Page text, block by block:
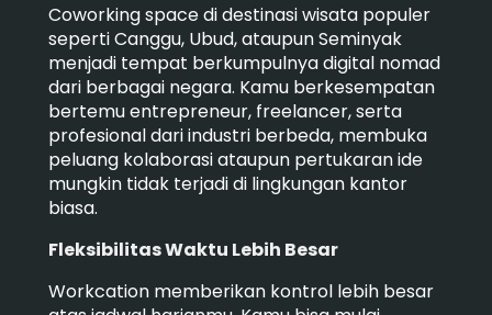
Coworking space di destinasi wisata populer
seperti Canggu, Ubud, ataupun Seminyak
menjadi tempat berkumpulnya digital nomad
dari berbagai negara. Kamu berkesempatan
bertemu entrepreneur, freelancer, serta
profesional dari industri berbeda, membuka
peluang kolaborasi ataupun pertukaran ide
mungkin tidak terjadi di lingkungan kantor
biasa.
Fleksibilitas Waktu Lebih Besar
Workcation memberikan kontrol lebih besar